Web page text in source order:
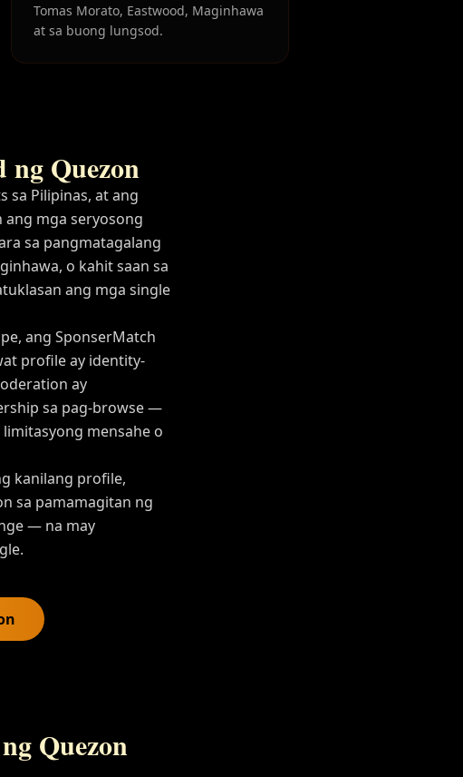
Tomas Morato, Eastwood, Maginhawa
at sa buong lungsod.
ng Quezon
sa Pilipinas, at ang
mga seryosong
sa pangmatagalang
o kahit saan sa
ang mga single
ang SponserMatch
profile ay identity-
ay
sa pag-browse —
mensahe o
kanilang profile,
sa pamamagitan ng
— na may
Quezon